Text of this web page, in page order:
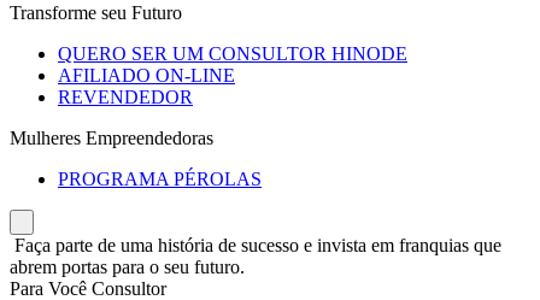
Transforme seu Futuro
QUERO SER UM CONSULTOR HINODE
AFILIADO ON-LINE
REVENDEDOR
Mulheres Empreendedoras
PROGRAMA PÉROLAS
Faça parte de uma história de sucesso e invista em franquias que
abrem portas para o seu futuro.
Para Você Consultor